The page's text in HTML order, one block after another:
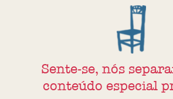
Sente-se, nós
conteúdo especial